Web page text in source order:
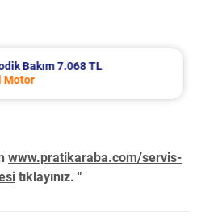
Bakım 7.068 TL
Motor
www.pratikaraba.com/servis-
tıklayınız. "